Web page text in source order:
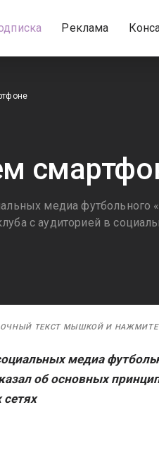
Реклама
медиа футбольного
с аудиторией в
ТЕКСТ МЫШКОЙ И НАЖМИТЕ
медиа
об основных